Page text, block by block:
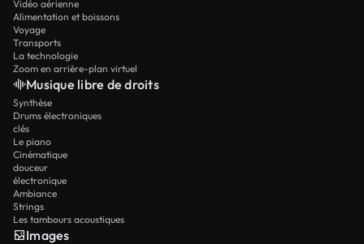
Vidéo aérienne
Alimentation et boissons
Voyage
Transports
La technologie
Zoom en arrière-plan virtuel
Musique libre de droits
Synthèse
Drums électroniques
clés
Le piano
Cinématique
douceur
électronique
Ambiance
Strings
Les tambours acoustiques
Images